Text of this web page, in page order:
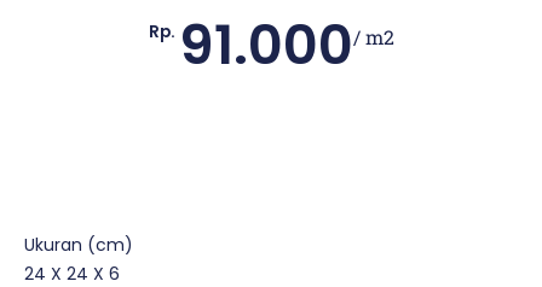
Rp. 91.000/ m2
Ukuran (cm)
24 X 24 X 6